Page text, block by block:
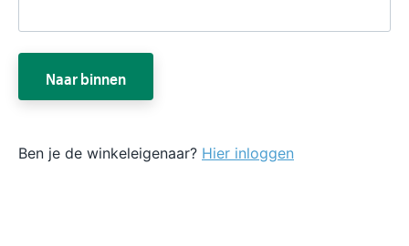
Naar binnen
Ben je de winkeleigenaar? Hier inloggen